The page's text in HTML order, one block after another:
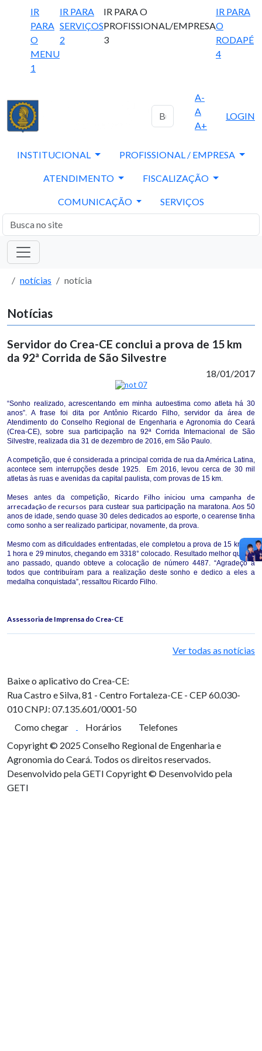
IR
PARA
O
MENU
1
IR PARA
SERVIÇOS
2
IR PARA O
PROFISSIONAL/EMPRESA
3
IR PARA
O
RODAPÉ
4
A-
A
A+
LOGIN
INSTITUCIONAL PROFISSIONAL / EMPRESA
ATENDIMENTO FISCALIZAÇÃO
COMUNICAÇÃO SERVIÇOS
notícias notícia
Notícias
Servidor do Crea-CE conclui a prova de 15 km
da 92ª Corrida de São Silvestre
18/01/2017
“Sonho realizado, acrescentando em minha autoestima como atleta há 30
anos”. A frase foi dita por Antônio Ricardo Filho, servidor da área de
Atendimento do Conselho Regional de Engenharia e Agronomia do Ceará
(Crea-CE), sobre sua participação na 92ª Corrida Internacional de São
Silvestre, realizada dia 31 de dezembro de 2016, em São Paulo.
A competição, que é considerada a principal corrida de rua da América Latina,
acontece sem interrupções desde 1925. Em 2016, levou cerca de 30 mil
atletas às ruas e avenidas da capital paulista, com provas de 15 km.
Meses antes da competição,Ricardo Filho iniciou uma campanha de
arrecadação de recursos para custear sua participação na maratona. Aos 50
anos de idade, sendo quase 30 deles dedicados ao esporte, o cearense tinha
como sonho a ser realizado participar, novamente, da prova.
Mesmo com as dificuldades enfrentadas, ele completou a prova de 15 km em
1 hora e 29 minutos, chegando em 3318° colocado. Resultado melhor que no
ano passado, quando obteve a colocação de número 4487. “Agradeço a
todos que contribuíram para a realização deste sonho e dedico a eles a
medalha conquistada”, ressaltou Ricardo Filho.
Assessoria de Imprensa do Crea-CE
Ver todas as notícias
Baixe o aplicativo do Crea-CE:
Rua Castro e Silva, 81 - Centro Fortaleza-CE - CEP 60.030-
010CNPJ: 07.135.601/0001-50
Como chegar
Horários
Telefones
Copyright © 2025 Conselho Regional de Engenharia e
Agronomia do Ceará. Todos os direitos reservados.
Desenvolvido pela GETI Copyright © Desenvolvido pela
GETI